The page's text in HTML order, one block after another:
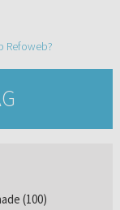
Refoweb?
(100)